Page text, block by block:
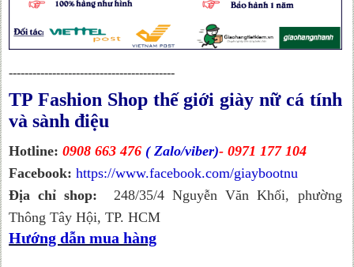
------------------------------------------
TP Fashion Shop thế giới giày nữ cá tính
và sành điệu
Hotline: 0908 663 476 ( Zalo/viber)- 0971 177 104
Facebook: https://www.facebook.com/giaybootnu
Địa chỉ shop: 248/35/4 Nguyễn Văn Khối, phường
Thông Tây Hội, TP. HCM
Hướng dẫn mua hàng